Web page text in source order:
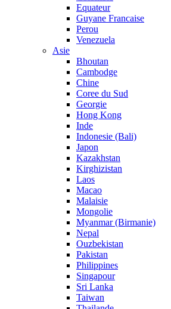
Equateur
Guyane Francaise
Perou
Venezuela
Asie
Bhoutan
Cambodge
Chine
Coree du Sud
Georgie
Hong Kong
Inde
Indonesie (Bali)
Japon
Kazakhstan
Kirghizistan
Laos
Macao
Malaisie
Mongolie
Myanmar (Birmanie)
Nepal
Ouzbekistan
Pakistan
Philippines
Singapour
Sri Lanka
Taiwan